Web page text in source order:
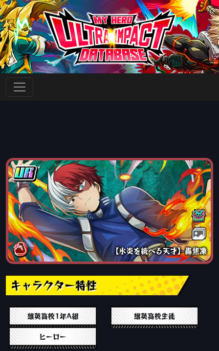
【氷炎を統べる天才】轟焦凍
キャラクター特性
雄英高校1年A組 雄英高校生徒
ヒーロー